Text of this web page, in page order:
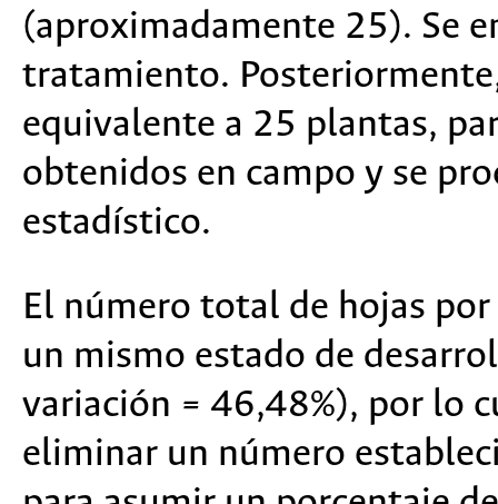
(aproximadamente 25). Se
tratamiento.
equivalente a 25 plantas,
obtenidos en campo y se
estadístico.
El número total de hojas
un mismo estado de
variación = 46,48%), por lo
eliminar un número